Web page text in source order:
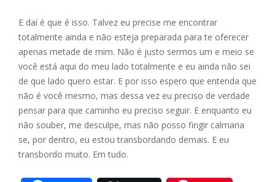
E daí é que é isso. Talvez eu precise me encontrar
totalmente ainda e não esteja preparada para te oferecer
apenas metade de mim. Não é justo sermos um e meio se
você está aqui do meu lado totalmente e eu ainda não sei
de que lado quero estar. E por isso espero que entenda que
não é você mesmo, mas dessa vez eu preciso de verdade
pensar para que caminho eu preciso seguir. E enquanto eu
não souber, me desculpe, mas não posso fingir calmaria
se, por dentro, eu estou transbordando demais. E eu
transbordo muito. Em tudo.